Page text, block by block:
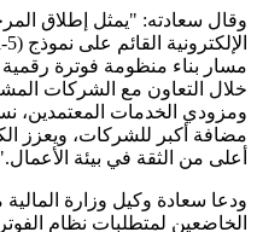
وقال سعادته: "يمثل إطلاق
مسار بناء منظومة فوترة
خلال التعاون مع الشركات
ومزودي الخدمات المعتمدين،
مضافة أكبر للشركات، ويعزز
أعلى من الثقة في بيئة
ودعا سعادة وكيل وزارة
الخاضعين لمتطلبات نظام